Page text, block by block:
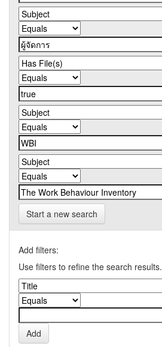
Start a new search
Add filters:
Use filters to refine the search results.